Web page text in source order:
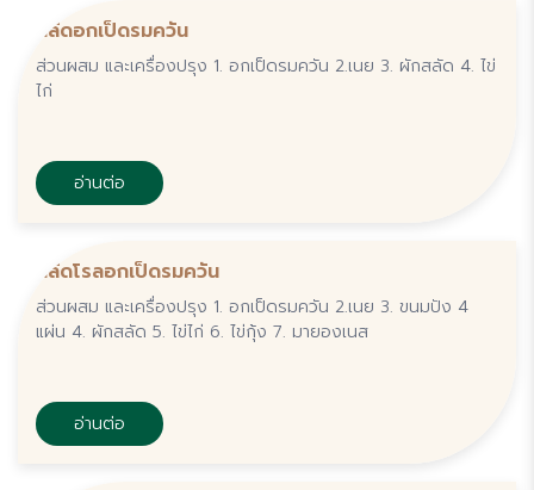
สลัดอกเป็ดรมควัน
ส่วนผสม และเครื่องปรุง 1. อกเป็ดรมควัน 2.เนย 3. ผักสลัด 4. ไข่
ไก่
อ่านต่อ
สลัดโรลอกเป็ดรมควัน
ส่วนผสม และเครื่องปรุง 1. อกเป็ดรมควัน 2.เนย 3. ขนมปัง 4
แผ่น 4. ผักสลัด 5. ไข่ไก่ 6. ไข่กุ้ง 7. มายองเนส
อ่านต่อ